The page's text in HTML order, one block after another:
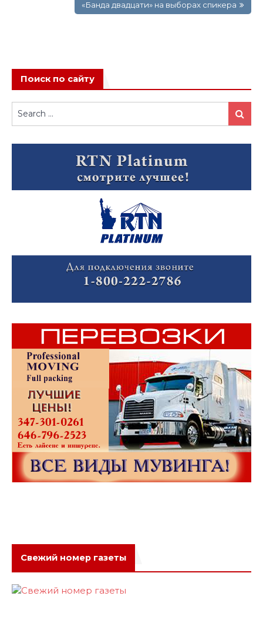
«Банда двадцати» на выборах спикера
Поиск по сайту
Search
for:
Search
Свежий номер газеты